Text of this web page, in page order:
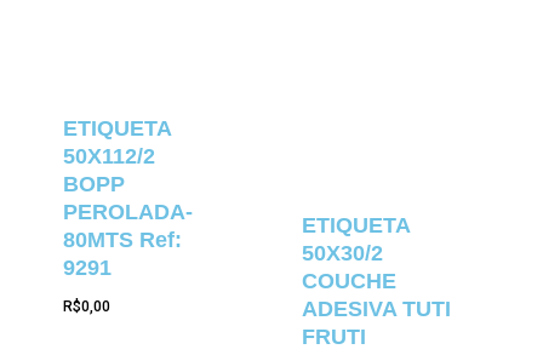
ETIQUETA
50X112/2
BOPP
PEROLADA-
80MTS Ref:
9291
R$0,00
ETIQUETA
50X30/2
COUCHE
ADESIVA TUTI
FRUTI